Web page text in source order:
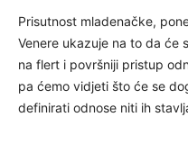
Prisutnost mladenačke,
Venere ukazuje na to da će
na flert i površniji pristup
pa ćemo vidjeti što će se
definirati odnose niti ih